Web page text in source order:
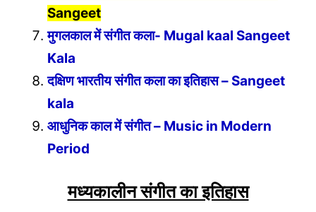
Sangeet
मुगलकाल में संगीत कला- Mugal kaal Sangeet
Kala
दक्षिण भारतीय संगीत कला का इतिहास – Sangeet
kala
आधुनिक काल में संगीत – Music in Modern
Period
मध्यकालीन संगीत का इतिहास